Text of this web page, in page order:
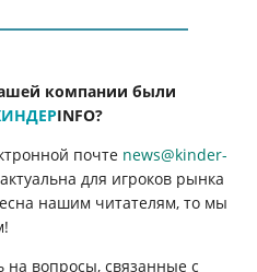
компании были
INFO?
почте news@kinder-
для игроков рынка
нашим читателям, то мы
на вопросы, связанные с